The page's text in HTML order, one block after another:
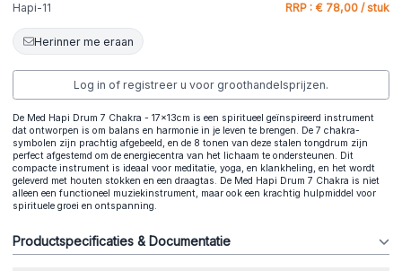
Hapi-11 RRP : € 78,00 / stuk
Herinner me eraan
Log in of registreer u voor groothandelsprijzen.
De Med Hapi Drum 7 Chakra - 17x13cm is een spiritueel geïnspireerd instrument
dat ontworpen is om balans en harmonie in je leven te brengen. De 7 chakra-
symbolen zijn prachtig afgebeeld, en de 8 tonen van deze stalen tongdrum zijn
perfect afgestemd om de energiecentra van het lichaam te ondersteunen. Dit
compacte instrument is ideaal voor meditatie, yoga, en klankheling, en het wordt
geleverd met houten stokken en een draagtas. De Med Hapi Drum 7 Chakra is niet
alleen een functioneel muziekinstrument, maar ook een krachtig hulpmiddel voor
spirituele groei en ontspanning.
Productspecificaties & Documentatie